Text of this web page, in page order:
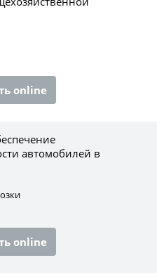
online
автомобилей в
online